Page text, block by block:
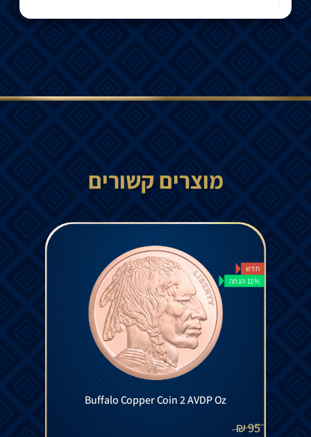
מוצרים קשורים
חדש
11% הנחה
Buffalo Copper Coin 2 AVDP Oz
95
₪